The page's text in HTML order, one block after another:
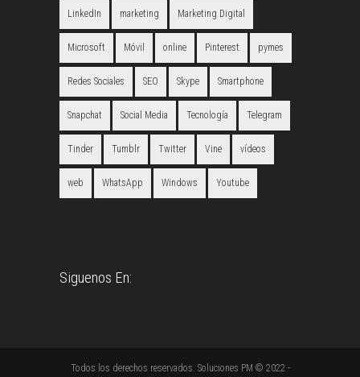
LinkedIn marketing Marketing Digital
Microsoft Móvil online Pinterest pymes
Redes Sociales SEO Skype Smartphone
Snapchat Social Media Tecnología Telegram
Tinder Tumblr Twitter Vine vídeos
web WhatsApp Windows Youtube
Siguenos En:
Todos los derechos reservados. Soluciones PM © 2022 -